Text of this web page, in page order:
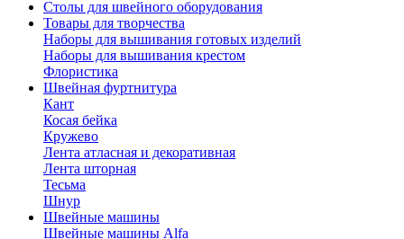
Столы для швейного оборудования
Товары для творчества
Наборы для вышивания готовых изделий
Наборы для вышивания крестом
Флористика
Швейная фуртнитура
Кант
Косая бейка
Кружево
Лента aтласная и декоративная
Лента шторная
Тесьма
Шнур
Швейные машины
Швейные машины Alfa